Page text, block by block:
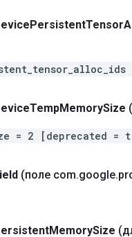
PersistentTensor
TempMemorySize
= 2 [deprecated =
(поле com.google.
MemorySize